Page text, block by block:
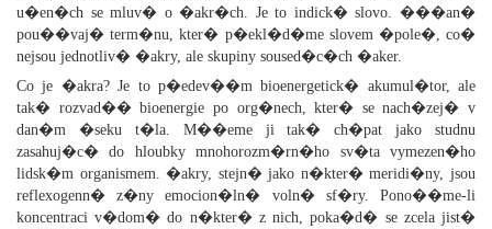
u�en�ch se mluv� o �akr�ch. Je to indick� slovo. ���an�
pou��vaj� term�nu, kter� p�ekl�d�me slovem �pole�, co�
nejsou jednotliv� �akry, ale skupiny soused�c�ch �aker.
Co je �akra? Je to p�edev��m bioenergetick� akumul�tor, ale
tak� rozvad�� bioenergie po org�nech, kter� se nach�zej� v
dan�m �seku t�la. M��eme ji tak� ch�pat jako studnu
zasahuj�c� do hloubky mnohorozm�rn�ho sv�ta vymezen�ho
lidsk�m organismem. �akry, stejn� jako n�kter� meridi�ny, jsou
reflexogenn� z�ny emocion�ln� voln� sf�ry. Pono��me-li
koncentraci v�dom� do n�kter� z nich, poka�d� se zcela jist�